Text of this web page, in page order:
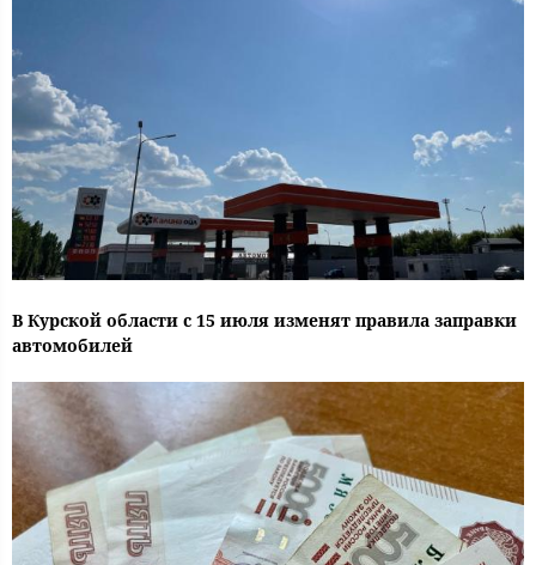
В Курской области с 15 июля изменят правила заправки
автомобилей